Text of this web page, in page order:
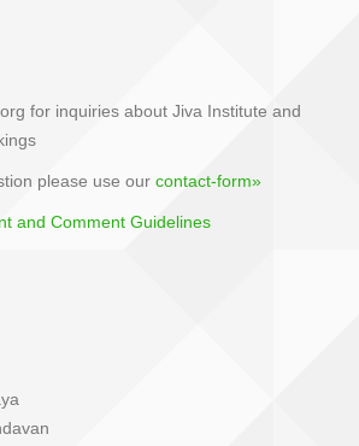
for inquiries about Jiva Institute and
please use our contact-form»
and Comment Guidelines